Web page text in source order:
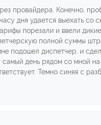
провайдера. Конечно,
дня удается выехать
порезали и ввели
полной суммы
подошел диспетчер, и
самый день рядом со мной
Темно синяя с